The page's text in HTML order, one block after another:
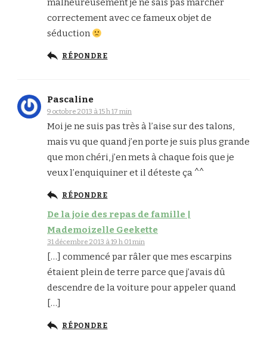
malheureusement je ne sais pas marcher
correctement avec ce fameux objet de
séduction
RÉPONDRE
Pascaline
9 octobre 2013 à 15 h 17 min
Moi je ne suis pas très à l’aise sur des talons,
mais vu que quand j’en porte je suis plus grande
que mon chéri, j’en mets à chaque fois que je
veux l’enquiquiner et il déteste ça ^^
RÉPONDRE
De la joie des repas de famille |
Mademoizelle Geekette
31 décembre 2013 à 19 h 01 min
[…] commencé par râler que mes escarpins
étaient plein de terre parce que j’avais dû
descendre de la voiture pour appeler quand
[…]
RÉPONDRE